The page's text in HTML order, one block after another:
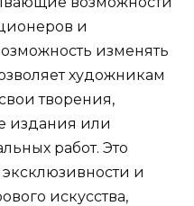
и
изменять
художникам
творения,
издания или
работ. Это
и
искусства,